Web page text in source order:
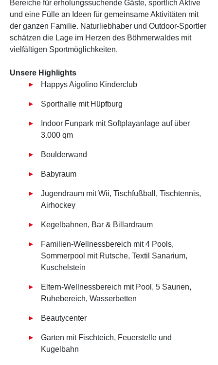
Bereiche für erholungssuchende Gäste, sportlich Aktive
und eine Fülle an Ideen für gemeinsame Aktivitäten mit
der ganzen Familie. Naturliebhaber und Outdoor-Sportler
schätzen die Lage im Herzen des Böhmerwaldes mit
vielfältigen Sportmöglichkeiten.
Unsere Highlights
Happys Aigolino Kinderclub
Sporthalle mit Hüpfburg
Indoor Funpark mit Softplayanlage auf über
3.000 qm
Boulderwand
Babyraum
Jugendraum mit Wii, Tischfußball, Tischtennis,
Airhockey
Kegelbahnen, Bar & Billardraum
Familien-Wellnessbereich mit 4 Pools,
Sommerpool mit Rutsche, Textil Sanarium,
Kuschelstein
Eltern-Wellnessbereich mit Pool, 5 Saunen,
Ruhebereich, Wasserbetten
Beautycenter
Garten mit Fischteich, Feuerstelle und
Kugelbahn